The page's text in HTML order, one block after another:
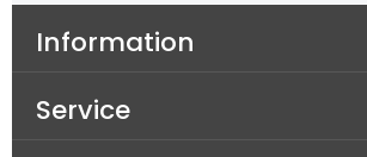
Information
Service